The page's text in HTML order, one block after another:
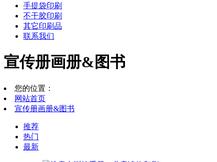
手提袋印刷
不干胶印刷
其它印刷品
联系我们
宣传册画册&图书
您的位置：
网站首页
宣传册画册&图书
推荐
热门
最新